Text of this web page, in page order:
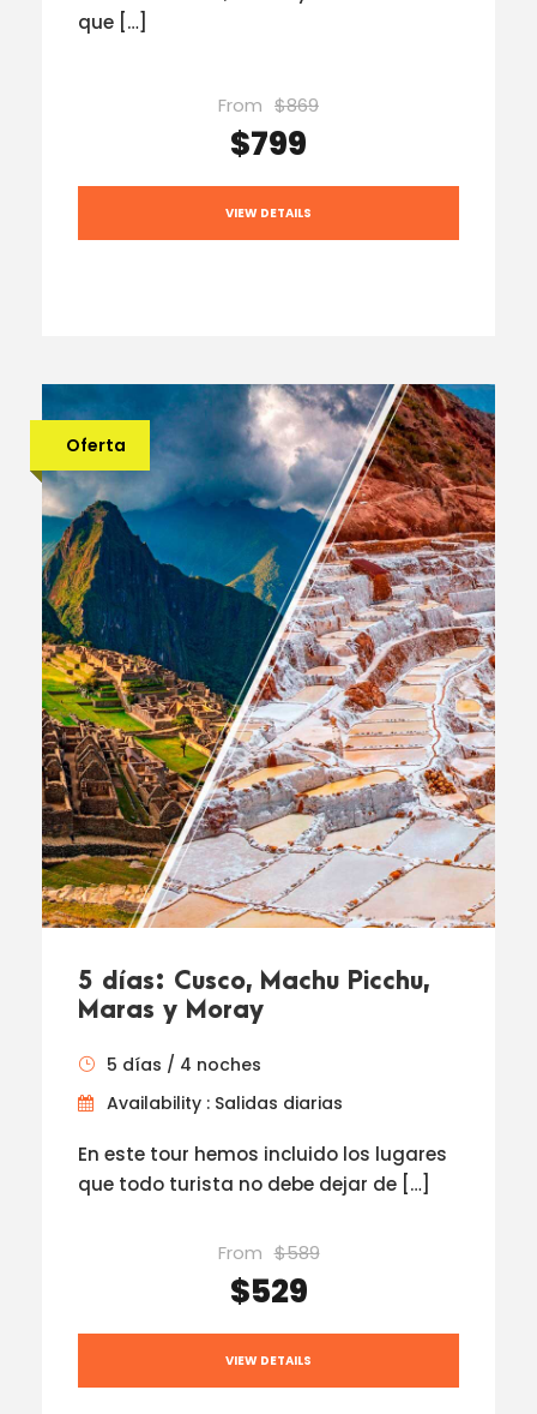
que […]
From $869
$799
VIEW DETAILS
Oferta
5 días: Cusco, Machu Picchu,
Maras y Moray
5 días / 4 noches
Availability : Salidas diarias
En este tour hemos incluido los lugares
que todo turista no debe dejar de […]
From $589
$529
VIEW DETAILS